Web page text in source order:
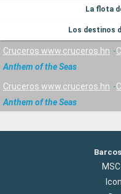
La flota
Los destinos
Cruceros www.cruceros.hn
Anthem of the Seas
Cruceros www.cruceros.hn
Anthem of the Seas